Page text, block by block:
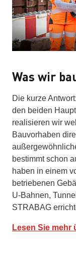
Was wir
Die kurze
den beiden
realisieren wir
Bauvorhaben
bestimmt schon
haben in einem
betriebenen
U-Bahnen,
STRABAG
Lesen Sie mehr